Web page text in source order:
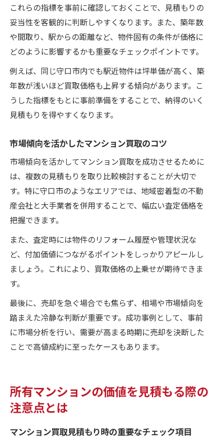
これらの指標を事前に確認しておくことで、見積もりの
妥当性を客観的に判断しやすくなります。また、築年数
や間取り、駅からの距離など、物件固有の条件が価格に
どのように影響するかも重要なチェックポイントです。
例えば、同じ守口市内でも駅近物件は坪単価が高く、築
年数が浅いほど買取価格も上昇する傾向があります。こ
うした指標をもとに事前準備をすることで、納得のいく
見積もりを得やすくなります。
市場傾向を活かしたマンション買取のコツ
市場傾向を活かしてマンション買取を成功させるために
は、複数の見積もりを取り比較検討することが大切で
す。特に守口市のようなエリアでは、地域密着型の不動
産会社と大手業者を併用することで、幅広い査定価格を
把握できます。
また、査定時には物件のリフォーム履歴や管理状況な
ど、付加価値につながるポイントをしっかりアピールし
ましょう。これにより、買取価格の上乗せが期待できま
す。
最後に、売却を急ぐ場合でも焦らず、相場や市場傾向を
踏まえた冷静な判断が重要です。成功事例として、事前
に市場分析を行い、需要が高まる時期に売却を決断した
ことで高値成約に至ったケースもあります。
所有マンションの価値を見積もる際の
注意点とは
マンション買取見積もり時の重要なチェック項目